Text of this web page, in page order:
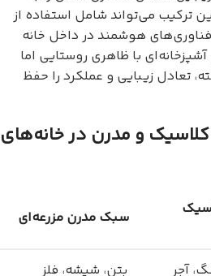
ترکیب می‌تواند شامل استفاده از
فناوری‌های هوشمند در داخل خانه
با ظاهری روستایی اما
تعادل زیبایی و عملکرد را حفظ
و مدرن در خانه‌های
سبک مدرن مزرعه‌ای
آجر بتن، شیشه، فلز